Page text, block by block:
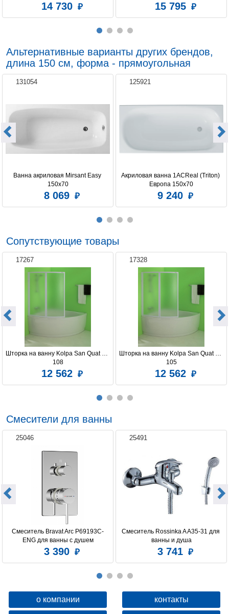
14 730 15 795
Альтернативные варианты других брендов,
длина 150 см, форма - прямоугольная
131054
Ванна акриловая Mirsant Easy
150х70
8 069
125921
Акриловая ванна 1ACReal (Triton)
Европа 150x70
9 240
Сопутствующие товары
17267
Шторка на ванну Kolpa San Quat TP
108
12 562
17328
Шторка на ванну Kolpa San Quat TP
105
12 562
Смесители для ванны
25046
Смеситель Bravat Arc P69193C-
ENG для ванны с душем
3 390
25491
Смеситель Rossinka A A35-31 для
ванны и душа
3 741
о компании контакты